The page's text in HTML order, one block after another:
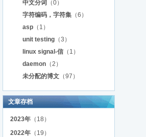
中文分词
（0）
字符编码，字符集 （6）
asp （1）
unit testing （3）
linux signal-信 （1）
daemon （2）
未分配的博文 （97）
文章存档
2023年 （18）
2022年 （19）